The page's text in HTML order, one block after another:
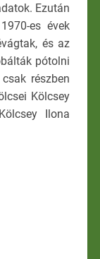
Ezután
es évek
és az
pótolni
részben
Kölcsey
Ilona